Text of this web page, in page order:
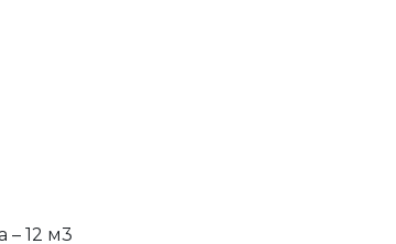
– 12 м3